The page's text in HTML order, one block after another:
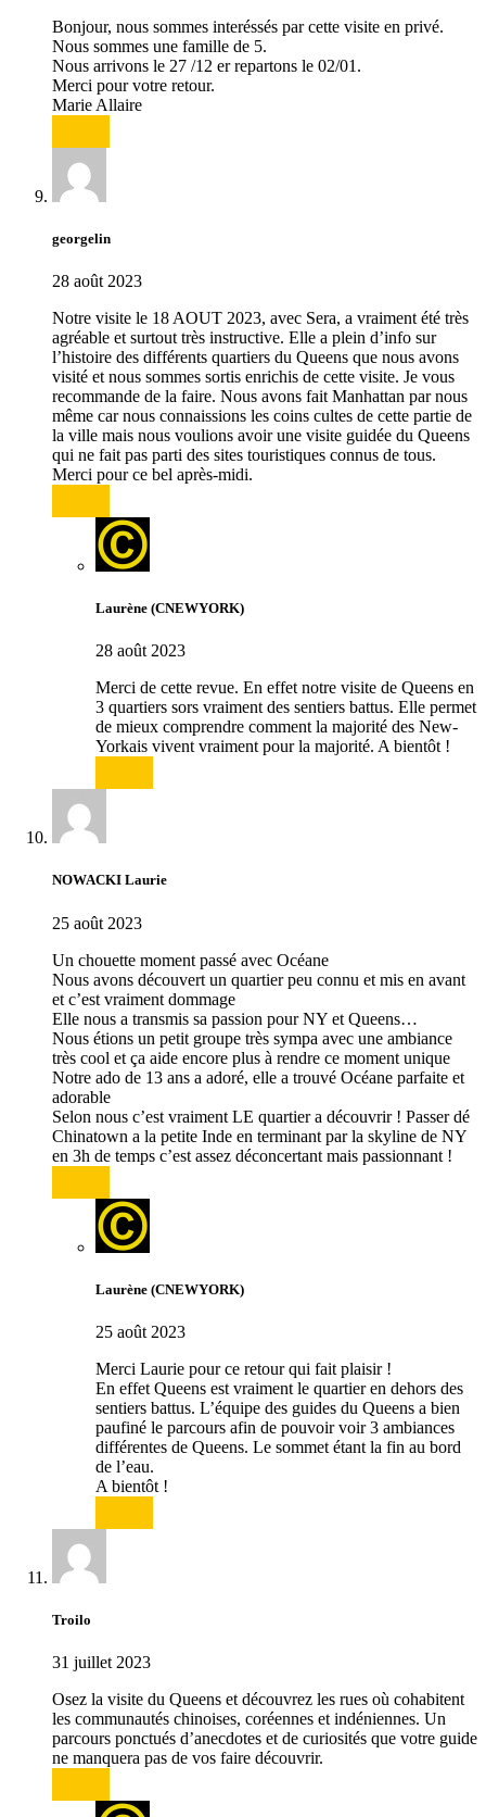
Bonjour, nous sommes interéssés par cette visite en privé.
Nous sommes une famille de 5.
Nous arrivons le 27 /12 er repartons le 02/01.
Merci pour votre retour.
Marie Allaire
georgelin
28 août 2023
Notre visite le 18 AOUT 2023, avec Sera, a vraiment été très
agréable et surtout très instructive. Elle a plein d’info sur
l’histoire des différents quartiers du Queens que nous avons
visité et nous sommes sortis enrichis de cette visite. Je vous
recommande de la faire. Nous avons fait Manhattan par nous
même car nous connaissions les coins cultes de cette partie de
la ville mais nous voulions avoir une visite guidée du Queens
qui ne fait pas parti des sites touristiques connus de tous.
Merci pour ce bel après-midi.
Laurène (CNEWYORK)
28 août 2023
Merci de cette revue. En effet notre visite de Queens en
3 quartiers sors vraiment des sentiers battus. Elle permet
de mieux comprendre comment la majorité des New-
Yorkais vivent vraiment pour la majorité. A bientôt !
NOWACKI Laurie
25 août 2023
Un chouette moment passé avec Océane
Nous avons découvert un quartier peu connu et mis en avant
et c’est vraiment dommage
Elle nous a transmis sa passion pour NY et Queens…
Nous étions un petit groupe très sympa avec une ambiance
très cool et ça aide encore plus à rendre ce moment unique
Notre ado de 13 ans a adoré, elle a trouvé Océane parfaite et
adorable
Selon nous c’est vraiment LE quartier a découvrir ! Passer dé
Chinatown a la petite Inde en terminant par la skyline de NY
en 3h de temps c’est assez déconcertant mais passionnant !
Laurène (CNEWYORK)
25 août 2023
Merci Laurie pour ce retour qui fait plaisir !
En effet Queens est vraiment le quartier en dehors des
sentiers battus. L’équipe des guides du Queens a bien
paufiné le parcours afin de pouvoir voir 3 ambiances
différentes de Queens. Le sommet étant la fin au bord
de l’eau.
A bientôt !
Troilo
31 juillet 2023
Osez la visite du Queens et découvrez les rues où cohabitent
les communautés chinoises, coréennes et indéniennes. Un
parcours ponctués d’anecdotes et de curiosités que votre guide
ne manquera pas de vos faire découvrir.